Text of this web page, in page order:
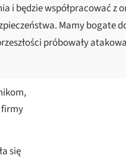
i będzie współpracować z
Mamy bogate
próbowały
firmy
się